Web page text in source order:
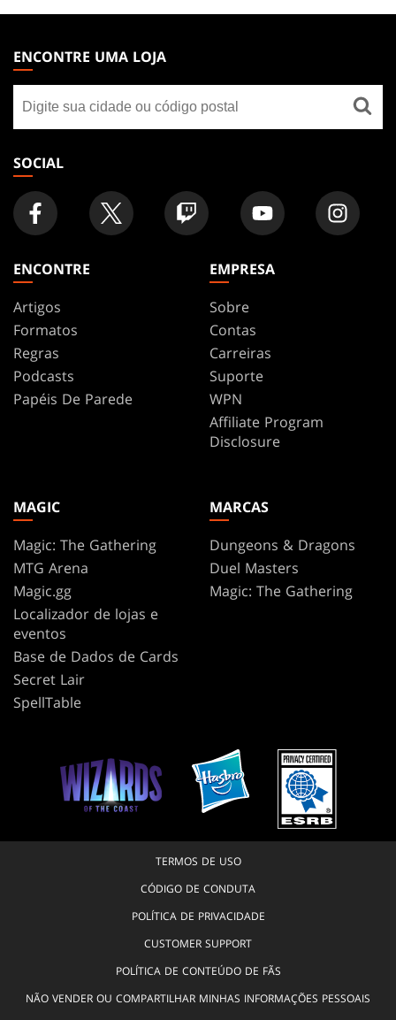
THE
GATHERING
FOOTER
ENCONTRE UMA LOJA
uma
loja
SOCIAL
ENCONTRE
Artigos
Formatos
Regras
Podcasts
Papéis De Parede
EMPRESA
Sobre
Contas
Carreiras
Suporte
WPN
Affiliate Program
Disclosure
MAGIC
Magic: The Gathering
MTG Arena
Magic.gg
Localizador de lojas e
eventos
Base de Dados de Cards
Secret Lair
SpellTable
MARCAS
Dungeons & Dragons
Duel Masters
Magic: The Gathering
TERMOS DE USO
CÓDIGO DE CONDUTA
POLÍTICA DE PRIVACIDADE
CUSTOMER SUPPORT
POLÍTICA DE CONTEÚDO DE FÃS
NÃO VENDER OU COMPARTILHAR MINHAS INFORMAÇÕES PESSOAIS